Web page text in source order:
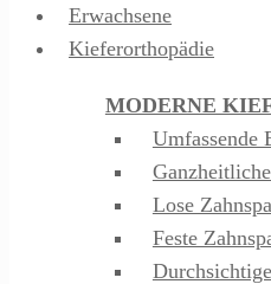
Erwachsene
Kieferorthopädie
MODERNE
Umfassende
Lose
Feste